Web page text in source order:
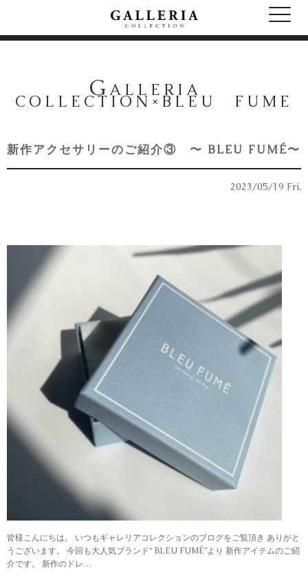
G ALLERIA
COLLECTION×BLEU FUME
新作アクセサリーのご紹介③ 〜 BLEU FUMÉ〜
2023/05/19 Fri.
皆様こんにちは。 いつもギャレリアコレクションのブログをご覧頂き ありがと
うございます。 今回も大人気ブランド“ BLEU FUMÉ”より 新作アイテムのご紹
介です。 新作のドレ…